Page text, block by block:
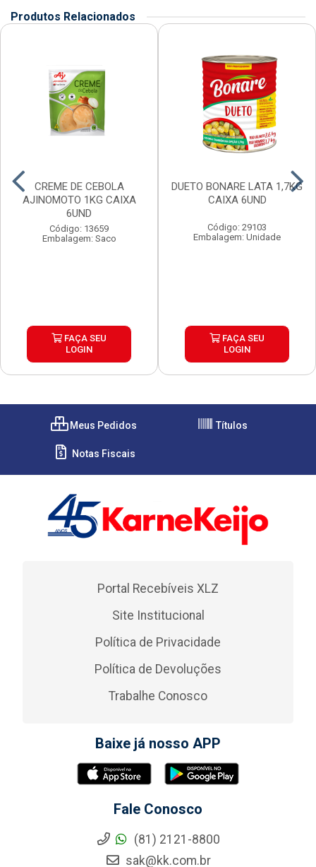
Produtos Relacionados
CREME DE CEBOLA
AJINOMOTO 1KG CAIXA
6UND
Código: 13659
Embalagem: Saco
FAÇA SEU
LOGIN
DUETO BONARE LATA 1,7KG
CAIXA 6UND
Código: 29103
Embalagem: Unidade
FAÇA SEU
LOGIN
Meus Pedidos Títulos
Notas Fiscais
Portal Recebíveis XLZ
Site Institucional
Política de Privacidade
Política de Devoluções
Trabalhe Conosco
Baixe já nosso APP
Fale Conosco
(81) 2121-8800
sak@kk.com.br